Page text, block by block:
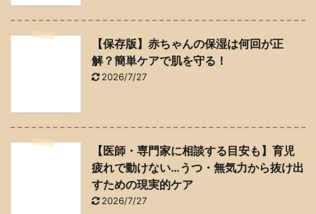
【保存版】赤ちゃんの保湿は何回が正
解？簡単ケアで肌を守る！
2026/7/27
【医師・専門家に相談する目安も】育児
疲れで動けない…うつ・無気力から抜け出
すための現実的ケア
2026/7/27